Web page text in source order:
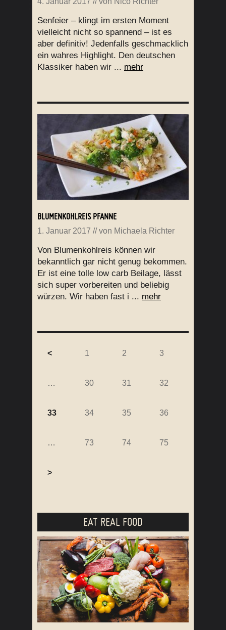
Senfeier – klingt im ersten Moment
vielleicht nicht so spannend – ist es
aber definitiv! Jedenfalls geschmacklich
ein wahres Highlight. Den deutschen
Klassiker haben wir ... mehr
BLUMENKOHLREIS PFANNE
1. Januar 2017 // von Michaela Richter
Von Blumenkohlreis können wir
bekanntlich gar nicht genug bekommen.
Er ist eine tolle low carb Beilage, lässt
sich super vorbereiten und beliebig
würzen. Wir haben fast i ... mehr
< 1 2 3
… 30 31 32
33 34 35 36
… 73 74 75
>
EAT REAL FOOD